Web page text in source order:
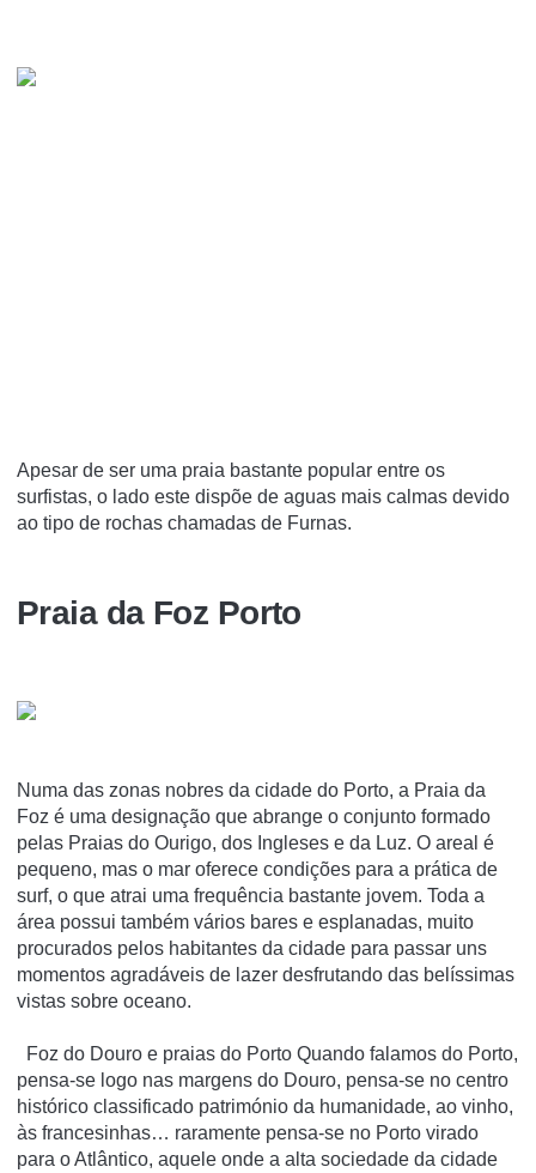
Apesar de ser uma praia bastante popular entre os
surfistas, o lado este dispõe de aguas mais calmas devido
ao tipo de rochas chamadas de Furnas.
Praia da Foz Porto
Numa das zonas nobres da cidade do Porto, a Praia da
Foz é uma designação que abrange o conjunto formado
pelas Praias do Ourigo, dos Ingleses e da Luz. O areal é
pequeno, mas o mar oferece condições para a prática de
surf, o que atrai uma frequência bastante jovem. Toda a
área possui também vários bares e esplanadas, muito
procurados pelos habitantes da cidade para passar uns
momentos agradáveis de lazer desfrutando das belíssimas
vistas sobre oceano.
Foz do Douro e praias do Porto Quando falamos do Porto,
pensa-se logo nas margens do Douro, pensa-se no centro
histórico classificado património da humanidade, ao vinho,
às francesinhas… raramente pensa-se no Porto virado
para o Atlântico, aquele onde a alta sociedade da cidade